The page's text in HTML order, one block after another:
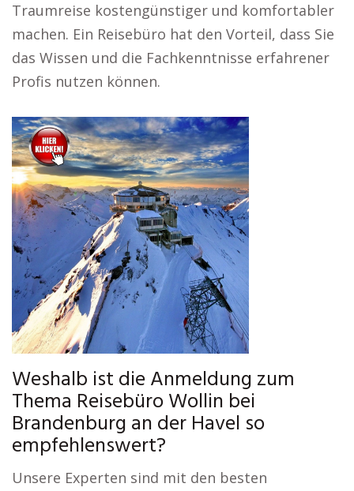
Traumreise kostengünstiger und komfortabler
machen. Ein Reisebüro hat den Vorteil, dass Sie
das Wissen und die Fachkenntnisse erfahrener
Profis nutzen können.
Weshalb ist die Anmeldung zum
Thema Reisebüro Wollin bei
Brandenburg an der Havel so
empfehlenswert?
Unsere Experten sind mit den besten